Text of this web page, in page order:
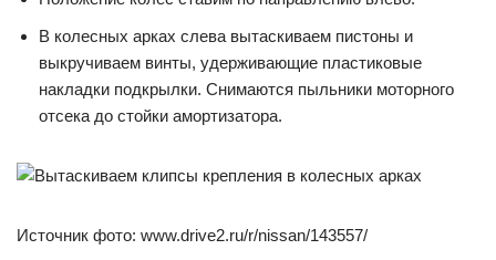
В колесных арках слева вытаскиваем пистоны и
выкручиваем винты, удерживающие пластиковые
накладки подкрылки. Снимаются пыльники моторного
отсека до стойки амортизатора.
Источник фото: www.drive2.ru/r/nissan/143557/